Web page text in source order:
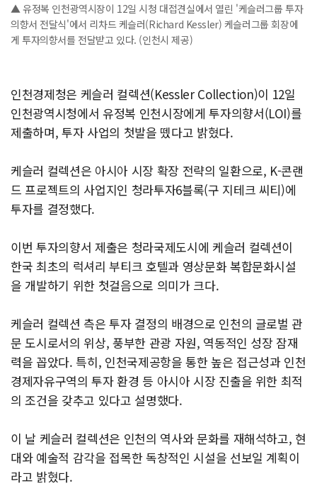
▲ 유정복 인천광역시장이 12일 시청 대접견실에서 열린 '케슬러그룹 투자
의향서 전달식'에서 리차드 케슬러(Richard Kessler) 케슬러그룹 회장에
게 투자의향서를 전달받고 있다. (인천시 제공)
인천경제청은 케슬러 컬렉션(Kessler Collection)이 12일
인천광역시청에서 유정복 인천시장에게 투자의향서(LOI)를
제출하며, 투자 사업의 첫발을 뗐다고 밝혔다.
케슬러 컬렉션은 아시아 시장 확장 전략의 일환으로, K-콘랜
드 프로젝트의 사업지인 청라투자6블록(구 지테크 씨티)에
투자를 결정했다.
이번 투자의향서 제출은 청라국제도시에 케슬러 컬렉션이
한국 최초의 럭셔리 부티크 호텔과 영상문화 복합문화시설
을 개발하기 위한 첫걸음으로 의미가 크다.
케슬러 컬렉션 측은 투자 결정의 배경으로 인천의 글로벌 관
문 도시로서의 위상, 풍부한 관광 자원, 역동적인 성장 잠재
력을 꼽았다. 특히, 인천국제공항을 통한 높은 접근성과 인천
경제자유구역의 투자 환경 등 아시아 시장 진출을 위한 최적
의 조건을 갖추고 있다고 설명했다.
이 날 케슬러 컬렉션은 인천의 역사와 문화를 재해석하고, 현
대와 예술적 감각을 접목한 독창적인 시설을 선보일 계획이
라고 밝혔다.